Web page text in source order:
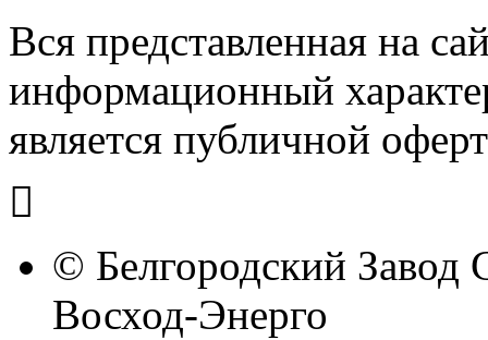
Вся представленная на
информационный
является публичной
© Белгородский Завод
Восход-Энерго